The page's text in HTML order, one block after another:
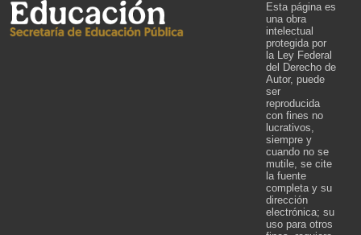
Esta página es
una obra
intelectual
protegida por
la Ley Federal
del Derecho de
Autor, puede
ser
reproducida
con fines no
lucrativos,
siempre y
cuando no se
mutile, se cite
la fuente
completa y su
dirección
electrónica; su
uso para otros